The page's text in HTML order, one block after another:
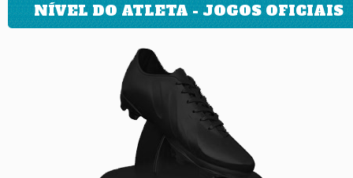
NÍVEL DO ATLETA - JOGOS OFICIAIS